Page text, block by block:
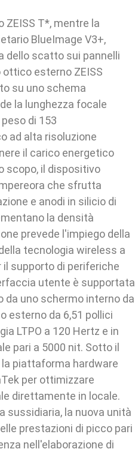
T*, mentre la
BlueImage V3+,
dello scatto sui pannelli
esterno ZEISS
su uno schema
la lunghezza focale
di 153
ad alta risoluzione
il carico energetico
scopo, il dispositivo
che sfrutta
e anodi in silicio di
la densità
prevede l'impiego della
tecnologia wireless a
il supporto di periferiche
utente è supportata
uno schermo interno da
esterno da 6,51 pollici
LTPO a 120 Hertz e in
pari a 5000 nit. Sotto il
piattaforma hardware
per ottimizzare
direttamente in locale.
sussidiaria, la nuova unità
prestazioni di picco pari
nell'elaborazione di